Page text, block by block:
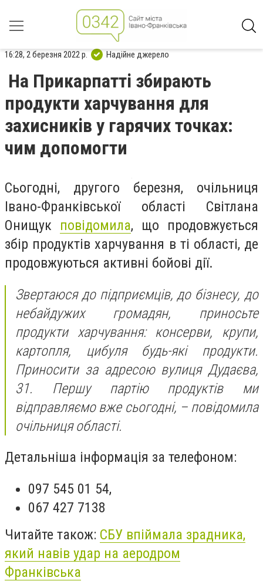
16:28, 2 березня 2022 р. Надійне джерело
На Прикарпатті збирають
продукти харчування для
захисників у гарячих точках:
чим допомогти
Сьогодні, другого березня, очільниця
Івано-Франківської області Світлана
Онищук повідомила, що продовжується
збір продуктів харчування в ті області, де
продовжуються активні бойові дії.
Звертаюся до підприємців, до бізнесу, до
небайдужих громадян, приносьте
продукти харчування: консерви, крупи,
картопля, цибуля будь-які продукти.
Приносити за адресою вулиця Дудаєва,
31. Першу партію продуктів ми
відправляємо вже сьогодні, – повідомила
очільниця області.
Детальніша інформація за телефоном:
097 545 01 54,
067 427 7138
Читайте також: СБУ впіймала зрадника,
який навів удар на аеродром
Франківська